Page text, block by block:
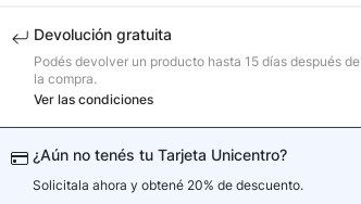
Devolución gratuita
Podés devolver un producto hasta 15 días después de
la compra.
Ver las condiciones
¿Aún no tenés tu Tarjeta Unicentro?
Solicitala ahora y obtené 20% de descuento.